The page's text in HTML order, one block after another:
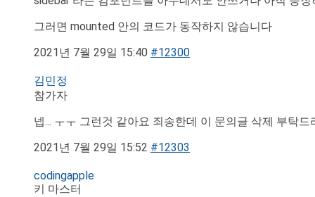
그러면 mounted 안의 코드가 동작하지 않습니다
2021년 7월 29일 15:40 #12300
김민정
참가자
넵... ㅜㅜ 그런것 같아요 죄송한데 이 문의글 삭제 부탁드
2021년 7월 29일 15:52 #12303
codingapple
키 마스터